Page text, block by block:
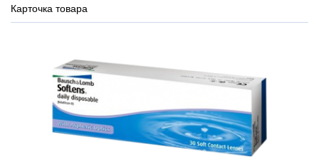
Карточка товара